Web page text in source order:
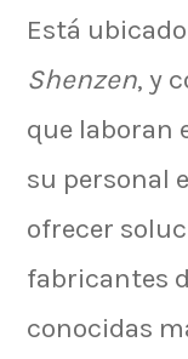
Está
Shenzen, y
que laboran
su personal
ofrecer
fabricantes
conocidas